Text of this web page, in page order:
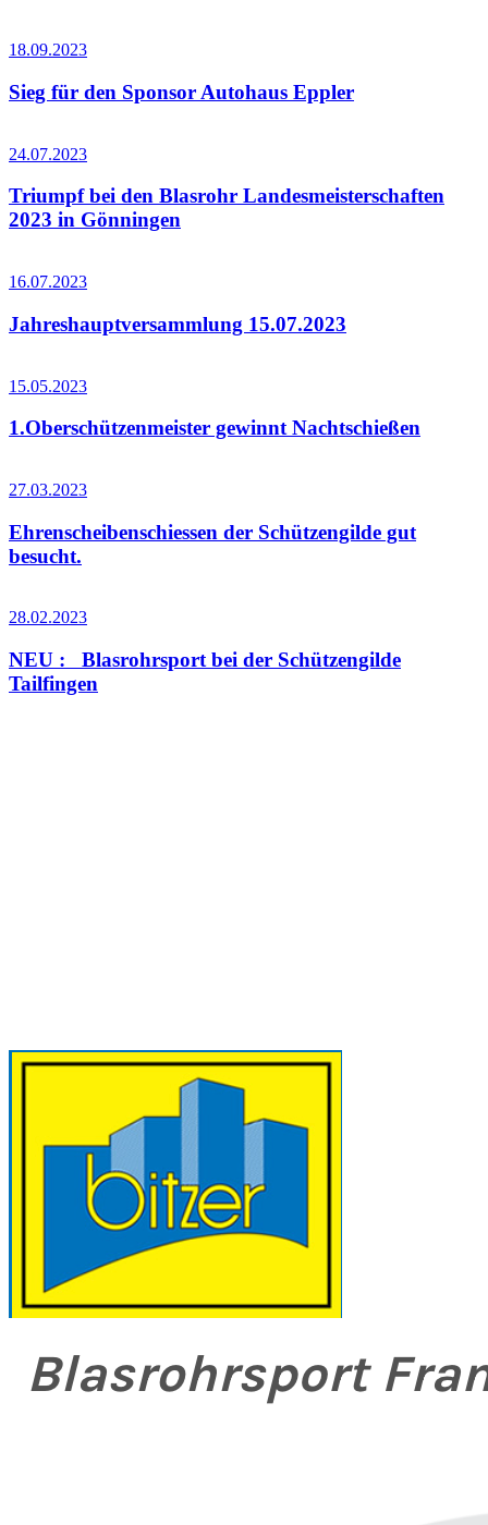
18.09.2023
Sieg für den Sponsor Autohaus Eppler
24.07.2023
Triumpf bei den Blasrohr Landesmeisterschaften
2023 in Gönningen
16.07.2023
Jahreshauptversammlung 15.07.2023
15.05.2023
1.Oberschützenmeister gewinnt Nachtschießen
27.03.2023
Ehrenscheibenschiessen der Schützengilde gut
besucht.
28.02.2023
NEU : Blasrohrsport bei der Schützengilde
Tailfingen